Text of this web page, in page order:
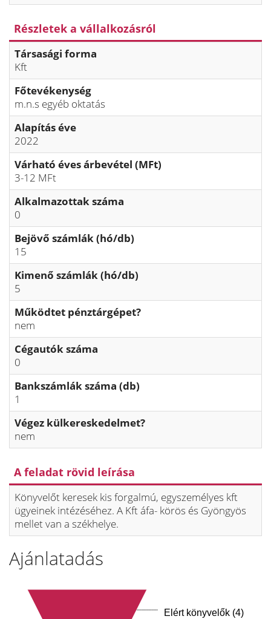
Részletek a vállalkozásról
Társasági forma
Kft
Főtevékenység
m.n.s egyéb oktatás
Alapítás éve
2022
Várható éves árbevétel (MFt)
3-12 MFt
Alkalmazottak száma
0
Bejövő számlák (hó/db)
15
Kimenő számlák (hó/db)
5
Működtet pénztárgépet?
nem
Cégautók száma
0
Bankszámlák száma (db)
1
Végez külkereskedelmet?
nem
A feladat rövid leírása
Könyvelőt keresek kis forgalmú, egyszemélyes kft
ügyeinek intézéséhez. A Kft áfa- körös és Gyöngyös
mellet van a székhelye.
Ajánlatadás
Elért könyvelők (4)